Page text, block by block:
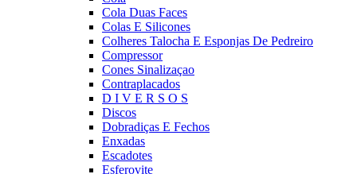
Cola Duas Faces
Colas E Silicones
Colheres Talocha E Esponjas De Pedreiro
Compressor
Cones Sinalizaçao
Contraplacados
D I V E R S O S
Discos
Dobradiças E Fechos
Enxadas
Escadotes
Esferovite